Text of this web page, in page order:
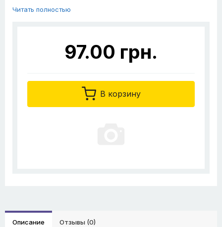
Читать полностью
97.00 грн.
В корзину
Описание Отзывы (0)